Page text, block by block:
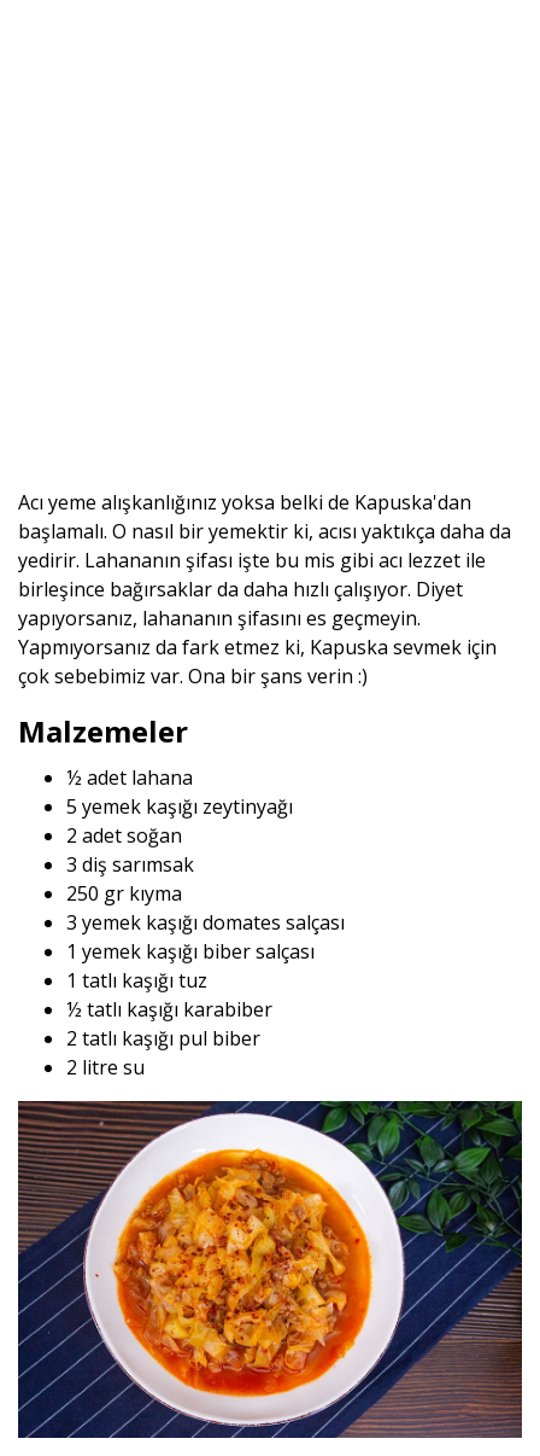
Acı yeme alışkanlığınız yoksa belki de Kapuska'dan
başlamalı. O nasıl bir yemektir ki, acısı yaktıkça daha da
yedirir. Lahananın şifası işte bu mis gibi acı lezzet ile
birleşince bağırsaklar da daha hızlı çalışıyor. Diyet
yapıyorsanız, lahananın şifasını es geçmeyin.
Yapmıyorsanız da fark etmez ki, Kapuska sevmek için
çok sebebimiz var. Ona bir şans verin :)
Malzemeler
½ adet lahana
5 yemek kaşığı zeytinyağı
2 adet soğan
3 diş sarımsak
250 gr kıyma
3 yemek kaşığı domates salçası
1 yemek kaşığı biber salçası
1 tatlı kaşığı tuz
½ tatlı kaşığı karabiber
2 tatlı kaşığı pul biber
2 litre su